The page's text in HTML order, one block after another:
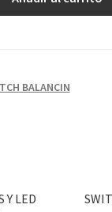
BALANCIN
Y LED